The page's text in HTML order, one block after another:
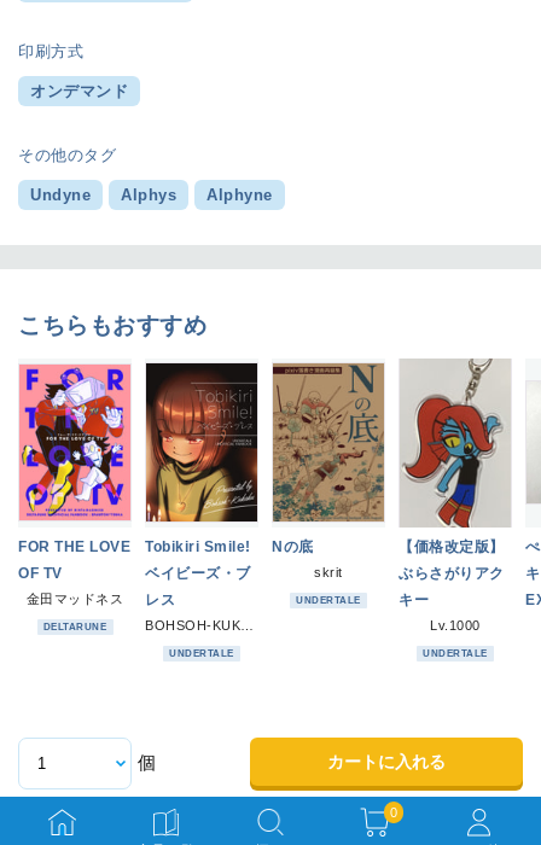
印刷方式
オンデマンド
その他のタグ
Undyne Alphys Alphyne
こちらもおすすめ
FOR THE LOVE
OF TV
金田マッドネス
DELTARUNE
Tobikiri Smile!
ベイビーズ・ブ
レス
UNDERTALE
Nの底
skrit
UNDERTALE
【価格改定版】
ぶらさがりアク
キー
Lv.1000
UNDERTALE
個 カートに入れる
0